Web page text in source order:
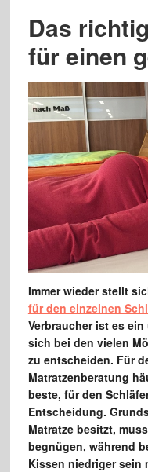
Das
für einen
Immer wieder stellt
für den einzelnen
Verbraucher ist es
sich bei den vielen
zu entscheiden. Für
Matratzenberatung
beste, für den
Entscheidung.
Matratze besitzt,
begnügen, während
Kissen niedriger sein